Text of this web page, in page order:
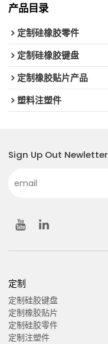
产品目录
定制硅橡胶零件
定制硅橡胶键盘
定制橡胶贴片产品
塑料注塑件
Sign Up Out Newletter
定制
定制硅胶键盘
定制橡胶贴片
定制硅胶零件
定制注塑件